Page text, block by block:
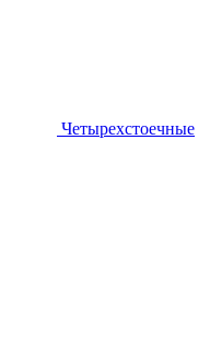
Четырехстоечные